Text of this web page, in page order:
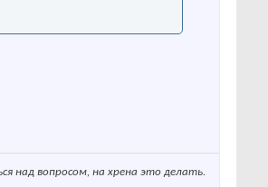
над вопросом, на хрена это делать.